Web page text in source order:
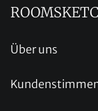
Über uns